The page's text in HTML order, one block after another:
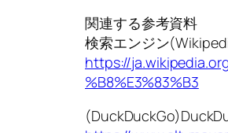
関連する参考資料
検索エンジン
https://
%B8%E3%83%B3